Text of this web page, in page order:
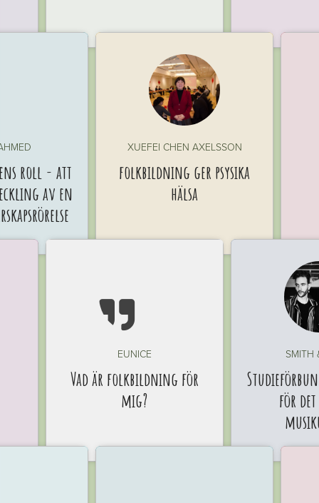
roll - att
av en
XUEFEI CHEN AXELSSON
folkbildning ger psysika
hälsa

EUNICE
Vad är folkbildning för
mig?
SMITH
för det